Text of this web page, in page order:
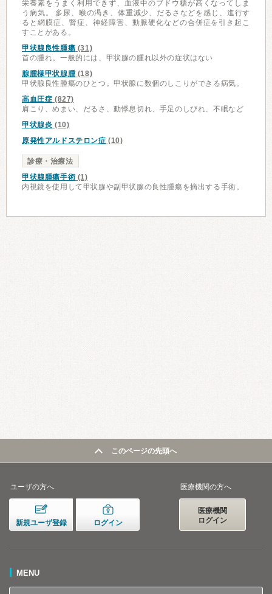
栄養素をうまく利用できず、血液中のブドウ糖が高くなってしま
う病気。 多尿、喉の渇き、体重減少、だるさなどを感じ、進行す
ると網膜症、腎症、神経障害、動脈硬化などの合併症を引き起こ
すことがある。
甲状腺良性腫瘍 (31)
首の腫れ。一般的には、甲状腺の腫れ以外の症状はない
腺腫様甲状腺腫(18)
甲状腺良性腫瘍のひとつ。甲状腺に数個のしこりができる病気。
高血圧症 (827)
肩こり、めまい、だるさ、動悸息切れ、手足のしびれ、不眠など
甲状腺炎 (10)
原発性アルドステロン症 (10)
診療・治療法
甲状腺腫瘍手術 (1)
内視鏡を使用して甲状腺や副甲状腺の良性腫瘍を摘出する手術。
このページの先頭へ
ユーザの方へ
新規ユーザ登録 ログイン
医療機関の方へ
医療機関
ログイン
MENU